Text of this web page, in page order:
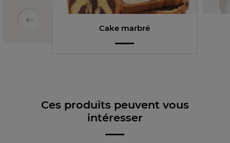
Cake marbré
Ces produits peuvent vous
intéresser